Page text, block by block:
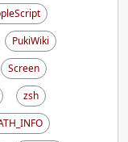
PukiWiki
Screen
zsh